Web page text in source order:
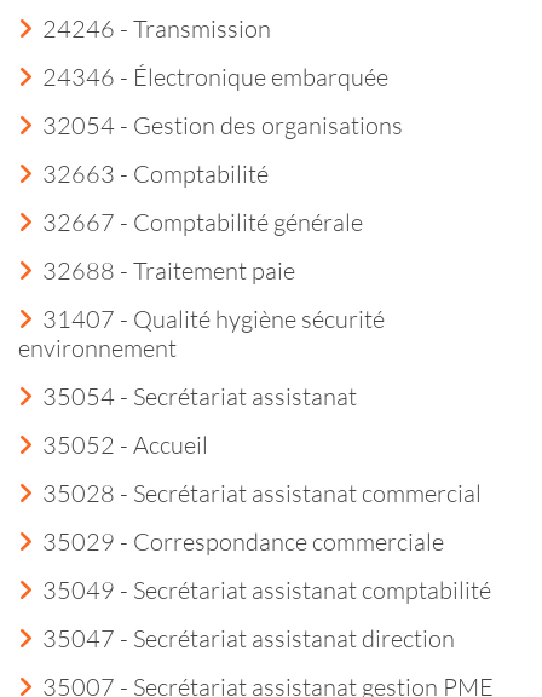
24246 - Transmission
24346 - Électronique embarquée
32054 - Gestion des organisations
32663 - Comptabilité
32667 - Comptabilité générale
32688 - Traitement paie
31407 - Qualité hygiène sécurité
environnement
35054 - Secrétariat assistanat
35052 - Accueil
35028 - Secrétariat assistanat commercial
35029 - Correspondance commerciale
35049 - Secrétariat assistanat comptabilité
35047 - Secrétariat assistanat direction
35007 - Secrétariat assistanat gestion PME